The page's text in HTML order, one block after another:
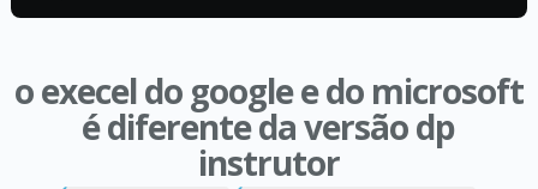
o execel do google e do microsoft
é diferente da versão dp
instrutor